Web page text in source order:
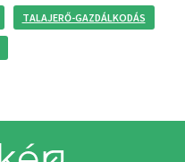
TALAJERŐ-GAZDÁLKODÁS